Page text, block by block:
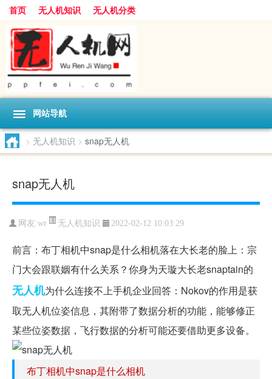
首页 无人机知识 无人机分类
网站导航
> 无人机知识 > snap无人机
snap无人机
网友:wr 无人机知识 2022-02-12 10:03:29
前言：布丁相机中snap是什么相机落在大长老的脸上：宗
门大会跟联姻有什么关系？你身为天璇大长老snaptain的
无人机为什么连接不上手机企业回答：Nokov的作用是获
取无人机位姿信息，其附带了数据分析的功能，能够修正
某些位姿数据，飞行数据的分析可能还要借助更多设备。
布丁相机中snap是什么相机